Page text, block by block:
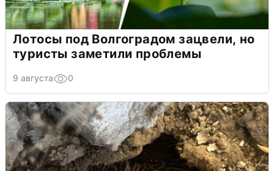
Лотосы под Волгоградом зацвели, но
туристы заметили проблемы
9 августа 0